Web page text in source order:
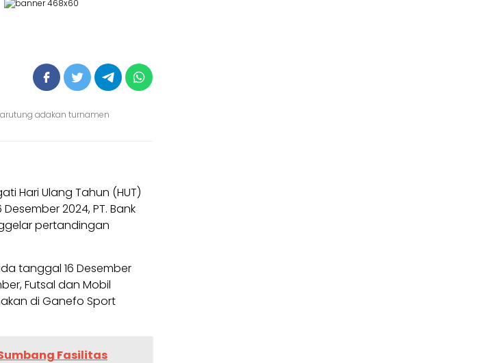
adakan turnamen
Hari Ulang Tahun (HUT)
2024, PT. Bank
pertandingan
tanggal 16 Desember
Futsal dan Mobil
di Ganefo Sport
Fasilitas